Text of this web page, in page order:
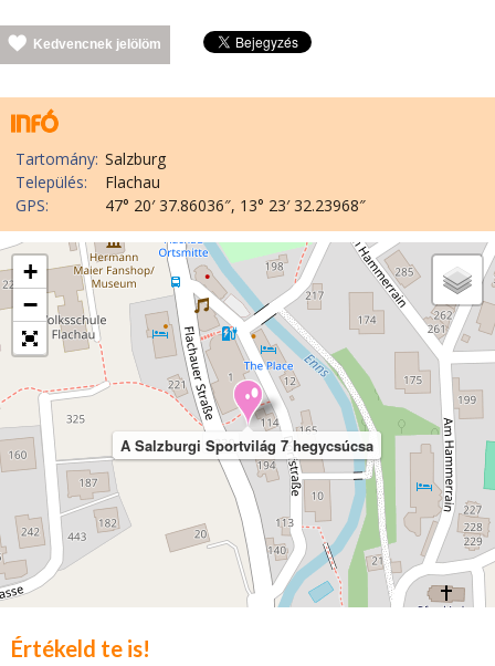
Kedvencnek jelölöm
Tartomány: Salzburg
Település:
Flachau
GPS:
47° 20′ 37.86036″, 13° 23′ 32.23968″
A Salzburgi Sportvilág 7 hegycsúcsa
+
−
Értékeld te is!